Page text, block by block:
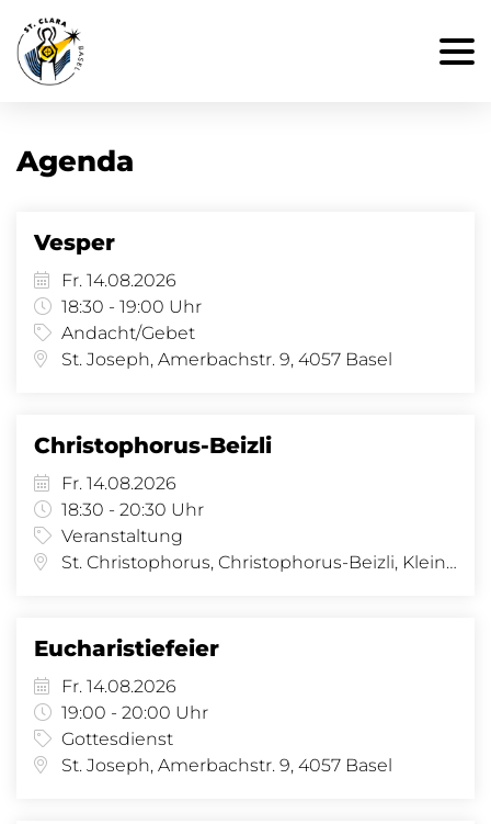
Agenda
Vesper
Fr. 14.08.2026
18:30 - 19:00 Uhr
Andacht/Gebet
St. Joseph, Amerbachstr. 9, 4057 Basel
Christophorus-Beizli
Fr. 14.08.2026
18:30 - 20:30 Uhr
Veranstaltung
St. Christophorus, Christophorus-Beizli, Kleinhüningeranl. 29, 4057 Basel
Eucharistiefeier
Fr. 14.08.2026
19:00 - 20:00 Uhr
Gottesdienst
St. Joseph, Amerbachstr. 9, 4057 Basel